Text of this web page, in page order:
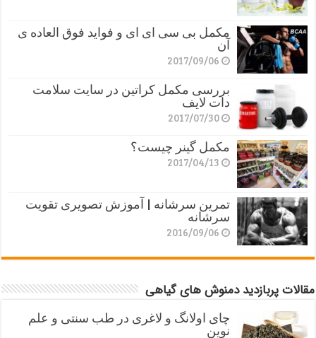
مکمل بی سی ای ای و فواید فوق العاده ی
آن
2017/09/06
بررسی مکمل کراتین در سایت سلامت
دات لایف
2017/07/30
مکمل گینر چیست؟
2017/04/13
تمرین سرشانه | آموزش تصویری تقویت
سرشانه
2016/09/06
مقالات پربازدید دمنوش های گیاهی
چای اولانگ و لاغری در طب سنتی و علم
نوین